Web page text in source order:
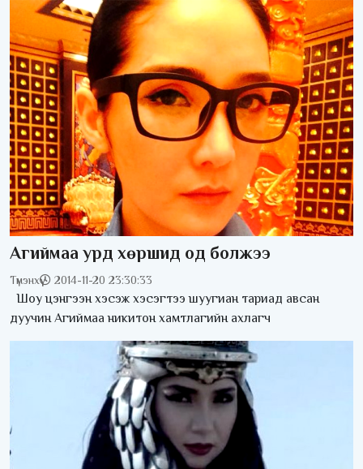
Агиймаа урд хөршид од болжээ
Түмэнхүү 2014-11-20 23:30:33
Шоу цэнгээн хэсэж хэсэгтээ шуугиан тариад авсан
дуучин Агиймаа никитон хамтлагийн ахлагч